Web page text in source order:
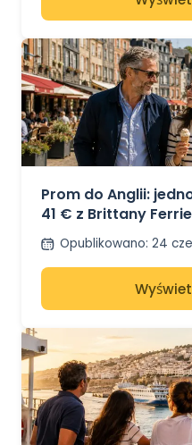
Prom do Anglii:
41 € z Brittany
Opublikowano: 24